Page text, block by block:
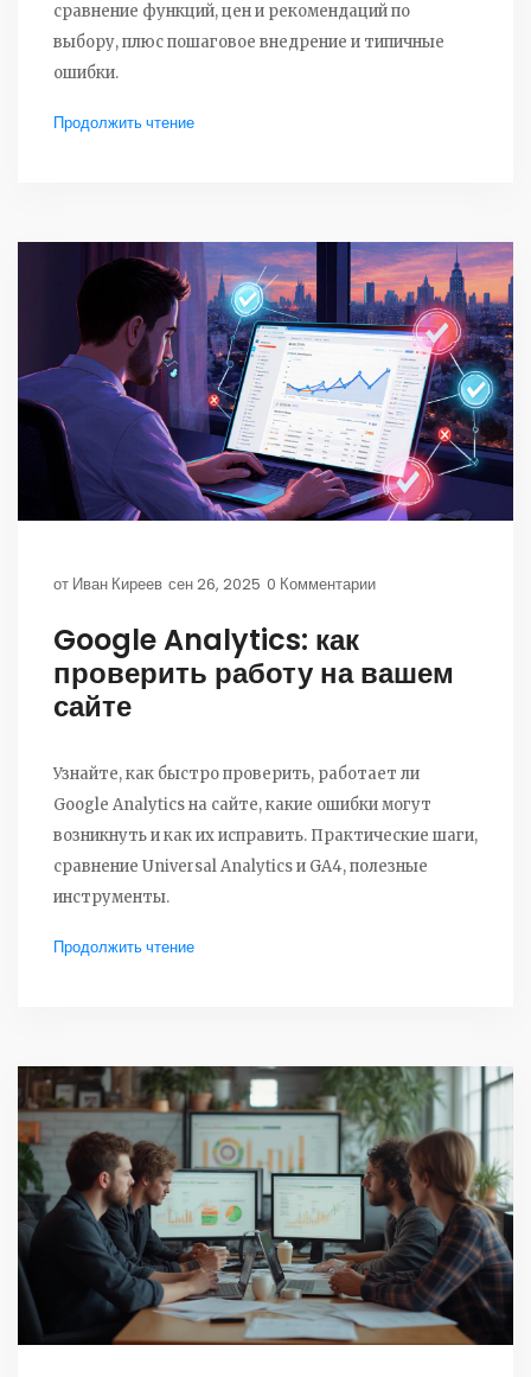
сравнение функций, цен и рекомендаций по
выбору, плюс пошаговое внедрение и типичные
ошибки.
Продолжить чтение
от Иван Киреев сен 26, 2025 0 Комментарии
Google Analytics: как
проверить работу на вашем
сайте
Узнайте, как быстро проверить, работает ли
Google Analytics на сайте, какие ошибки могут
возникнуть и как их исправить. Практические шаги,
сравнение Universal Analytics и GA4, полезные
инструменты.
Продолжить чтение